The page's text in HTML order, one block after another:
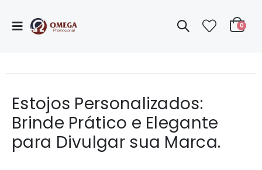
0
Estojos Personalizados:
Brinde Prático e Elegante
para Divulgar sua Marca.